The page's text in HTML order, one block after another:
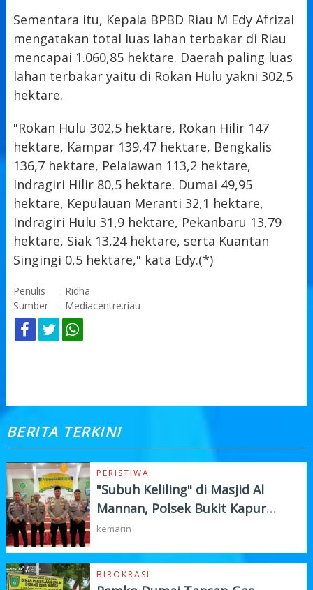
Sementara itu, Kepala BPBD Riau M Edy Afrizal
mengatakan total luas lahan terbakar di Riau
mencapai 1.060,85 hektare. Daerah paling luas
lahan terbakar yaitu di Rokan Hulu yakni 302,5
hektare.
"Rokan Hulu 302,5 hektare, Rokan Hilir 147
hektare, Kampar 139,47 hektare, Bengkalis
136,7 hektare, Pelalawan 113,2 hektare,
Indragiri Hilir 80,5 hektare. Dumai 49,95
hektare, Kepulauan Meranti 32,1 hektare,
Indragiri Hulu 31,9 hektare, Pekanbaru 13,79
hektare, Siak 13,24 hektare, serta Kuantan
Singingi 0,5 hektare," kata Edy.(*)
Penulis
: Ridha
Sumber
: Mediacentre.riau
BERITA TERKINI
PERISTIWA
"Subuh Keliling" di Masjid Al
Mannan, Polsek Bukit Kapur
Tampung Curhat Warga
kemarin
BIROKRASI